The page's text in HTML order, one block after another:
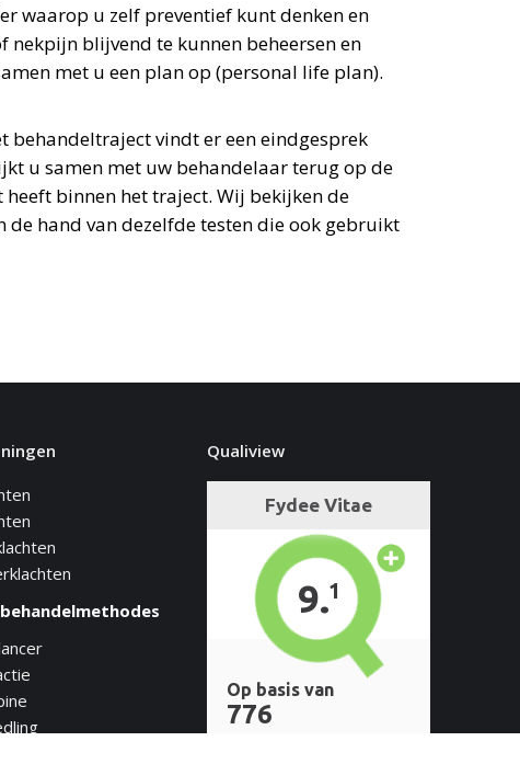
waarop u zelf preventief kunt denken en
nekpijn blijvend te kunnen beheersen en
met u een plan op (personal life plan).
behandeltraject vindt er een eindgesprek
u samen met uw behandelaar terug op de
binnen het traject. Wij bekijken de
de hand van dezelfde testen die ook gebruikt
Qualiview